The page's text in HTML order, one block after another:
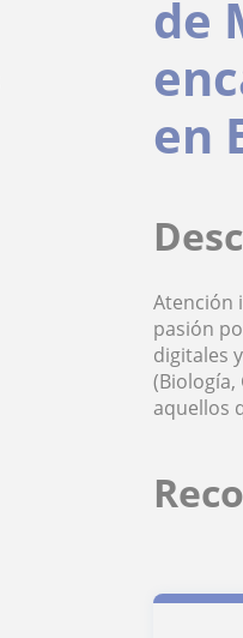
de
en
Atención
pasión
digitales
(Biología,
aquellos